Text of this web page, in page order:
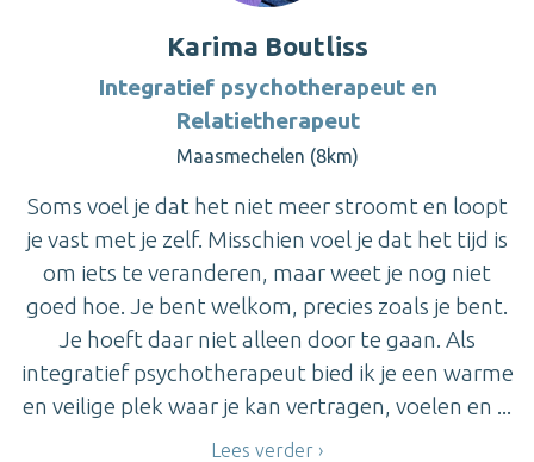
Karima Boutliss
Integratief psychotherapeut en
Relatietherapeut
Maasmechelen (8km)
Soms voel je dat het niet meer stroomt en loopt
je vast met je zelf. Misschien voel je dat het tijd is
om iets te veranderen, maar weet je nog niet
goed hoe. Je bent welkom, precies zoals je bent.
Je hoeft daar niet alleen door te gaan. Als
integratief psychotherapeut bied ik je een warme
en veilige plek waar je kan vertragen, voelen en ...
Lees verder